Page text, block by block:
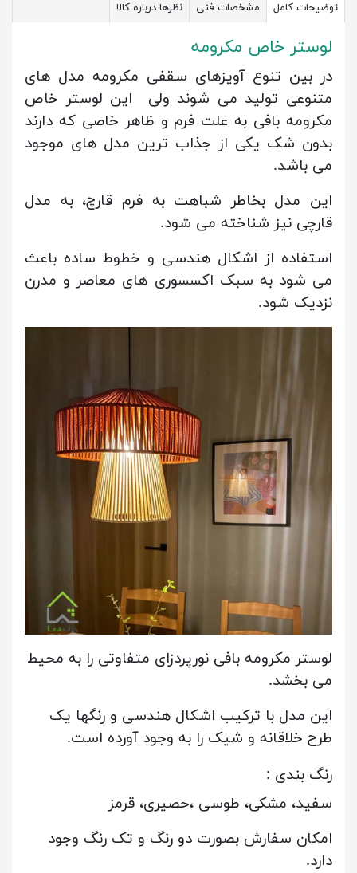
توضیحات کامل مشخصات فنی نظرها درباره کالا
لوستر خاص مکرومه
در بین تنوع آویزهای سقفی مکرومه مدل های
متنوعی تولید می شوند ولی این لوستر خاص
مکرومه بافی به علت فرم و ظاهر خاصی که دارند
بدون شک یکی از جذاب ترین مدل های موجود
می باشد.
این مدل بخاطر شباهت به فرم قارچ، به مدل
قارچی نیز شناخته می شود.
استفاده از اشکال هندسی و خطوط ساده باعث
می شود به سبک اکسسوری های معاصر و مدرن
نزدیک شود.
لوستر مکرومه بافی نورپردزای متفاوتی را به محیط
می بخشد.
این مدل با ترکیب اشکال هندسی و رنگها یک
طرح خلاقانه و شیک را به وجود آورده است.
رنگ بندی :
سفید، مشکی، طوسی ،حصیری، قرمز
امکان سفارش بصورت دو رنگ و تک رنگ وجود
دارد.